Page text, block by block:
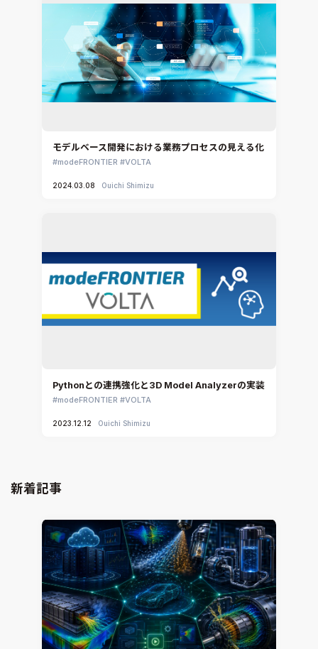
モデルベース開発における業務プロセスの見える化
modeFRONTIER VOLTA
2024.03.08 Ouichi Shimizu
Pythonとの連携強化と3D Model Analyzerの実装
modeFRONTIER VOLTA
2023.12.12 Ouichi Shimizu
新着記事